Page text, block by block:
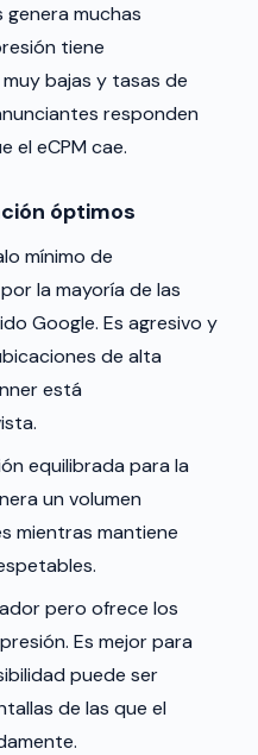
genera muchas
tiene
bajas y tasas de
responden
el eCPM cae.
óptimos
mínimo de
la mayoría de las
Google. Es agresivo y
de alta
está
equilibrada para la
un volumen
mientras mantiene
pero ofrece los
Es mejor para
puede ser
de las que el